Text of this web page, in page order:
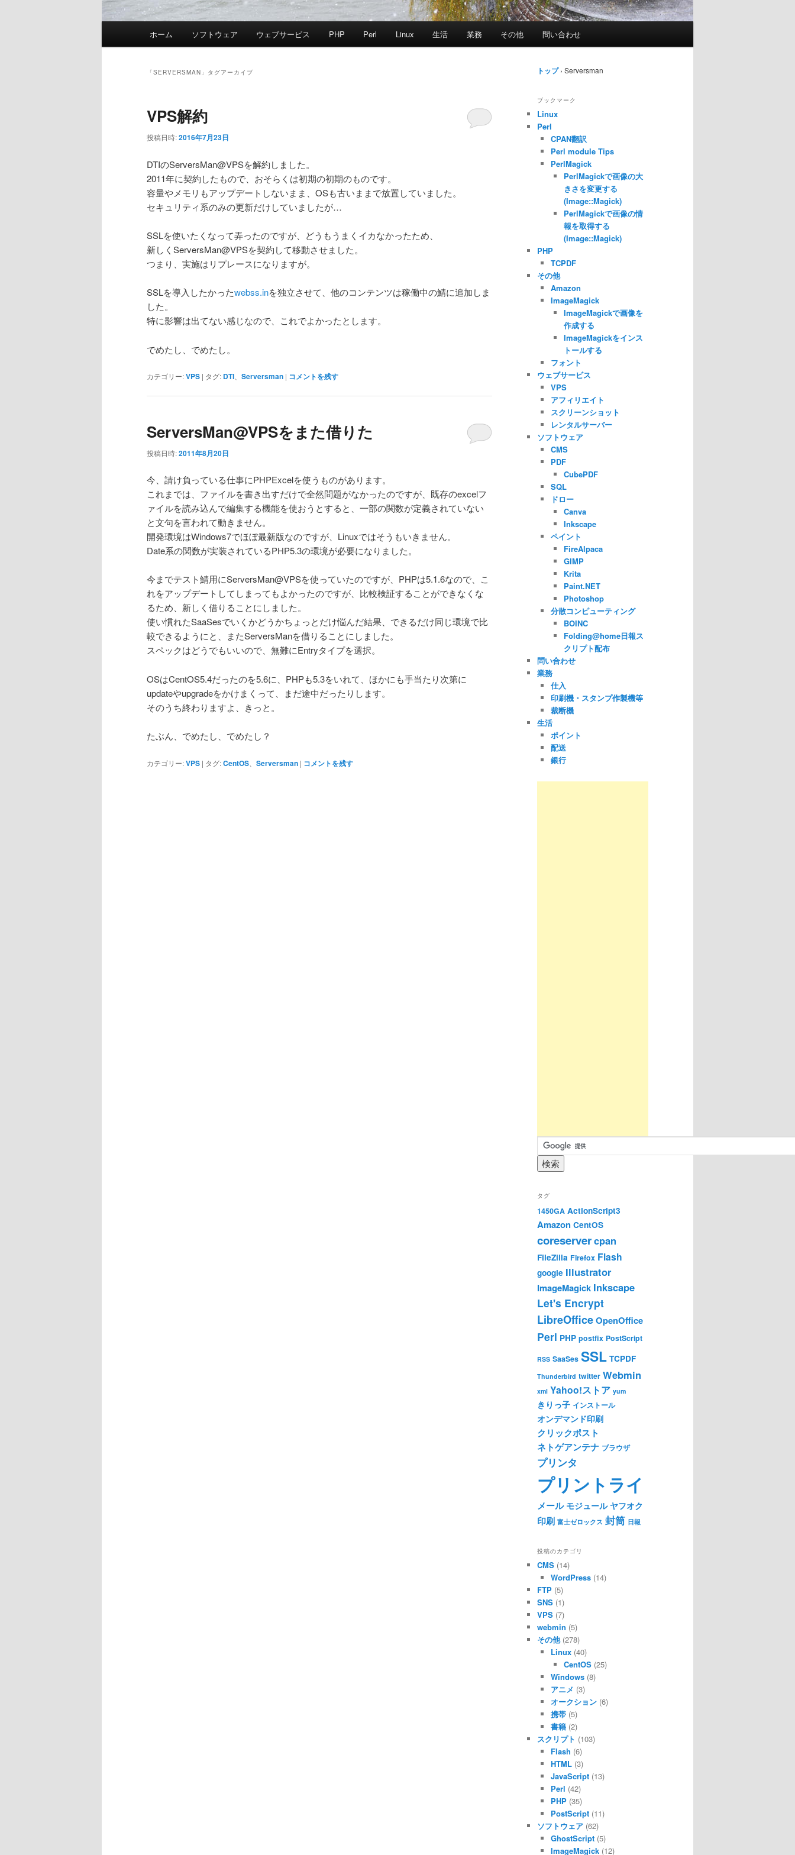
ホーム ソフトウェア ウェブサービス PHP Perl Linux 生活 業務 その他 問い合わせ
「SERVERSMAN 」タグアーカイブ
VPS解約
投稿日時:2016年7月23日
DTIのServersMan@VPSを解約しました。
2011年に契約したもので、おそらくは初期の初期のものです。
容量やメモリもアップデートしないまま、OSも古いままで放置していました。
セキュリティ系のみの更新だけしていましたが…
SSLを使いたくなって弄ったのですが、どうもうまくイカなかったため、
新しくServersMan@VPSを契約して移動させました。
つまり、実施はリプレースになりますが。
SSLを導入したかったwebss.inを独立させて、他のコンテンツは稼働中の鯖に追加しま
した。
特に影響は出てない感じなので、これでよかったとします。
でめたし、でめたし。
カテゴリー:VPS | タグ: DTI Serversman | コメントを残す
ServersMan@VPSをまた借りた
投稿日時:2011年8月20日
今、請け負っている仕事にPHPExcelを使うものがあります。
これまでは、ファイルを書き出すだけで全然問題がなかったのですが、既存のexcelフ
ァイルを読み込んで編集する機能を使おうとすると、一部の関数が定義されていない
と文句を言われて動きません。
開発環境はWindows7でほぼ最新版なのですが、Linuxではそうもいきません。
Date系の関数が実装されているPHP5.3の環境が必要になりました。
今までテスト鯖用にServersMan@VPSを使っていたのですが、PHPは5.1.6なので、こ
れをアップデートしてしまってもよかったのですが、比較検証することができなくな
るため、新しく借りることにしました。
使い慣れたSaaSesでいくかどうかちょっとだけ悩んだ結果、できるだけ同じ環境で比
較できるようにと、またServersManを借りることにしました。
スペックはどうでもいいので、無難にEntryタイプを選択。
OSはCentOS5.4だったのを5.6に、PHPも5.3をいれて、ほかにも手当たり次第に
updateやupgradeをかけまくって、まだ途中だったりします。
そのうち終わりますよ、きっと。
たぶん、でめたし、でめたし？
カテゴリー:VPS | タグ:CentOS Serversman | コメントを残す
トップ › Serversman
ブックマーク
Linux
Perl
CPAN翻訳
Perl module Tips
PerlMagick
PerlMagickで画像の大
きさを変更する
(Image::Magick)
PerlMagickで画像の情
報を取得する
(Image::Magick)
PHP
TCPDF
その他
Amazon
ImageMagick
ImageMagickで画像を
作成する
ImageMagickをインス
トールする
フォント
ウェブサービス
VPS
アフィリエイト
スクリーンショット
レンタルサーバー
ソフトウェア
CMS
PDF
CubePDF
SQL
ドロー
Canva
Inkscape
ペイント
FireAlpaca
GIMP
Krita
Paint.NET
Photoshop
分散コンピューティング
BOINC
Folding@home日報ス
クリプト配布
問い合わせ
業務
仕入
印刷機・スタンプ作製機等
裁断機
生活
ポイント
配送
銀行
タグ
1450GA ActionScript3
Amazon CentOS
coreservercpan
FileZilla Firefox Flash
google Illustrator
ImageMagick Inkscape
Let's Encrypt
LibreOfficeOpenOffice
Perl PHP postfix PostScript
RSS SaaSes SSL TCPDF
Thunderbird twitter Webmin
xml Yahoo!ストア yum
きりっ子 インストール
オンデマンド印刷
クリックポスト
ネトゲアンテナ ブラウザ
プリンタ
プリントライ
メール モジュール ヤフオク
印刷 富士ゼロックス 封筒 日報
投稿のカテゴリ
CMS (14)
WordPress(14)
FTP (5)
SNS (1)
VPS (7)
webmin (5)
その他(278)
Linux(40)
CentOS (25)
Windows(8)
アニメ (3)
オークション(6)
携帯(5)
書籍(2)
スクリプト (103)
Flash (6)
HTML(3)
JavaScript(13)
Perl (42)
PHP(35)
PostScript(11)
ソフトウェア (62)
GhostScript(5)
ImageMagick(12)